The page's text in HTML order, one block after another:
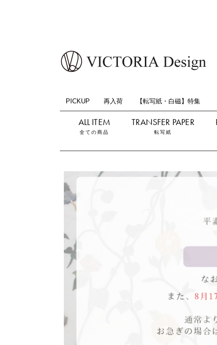
PICKUP 再入荷 【転写紙・白磁】特集
全ての商品 転写紙